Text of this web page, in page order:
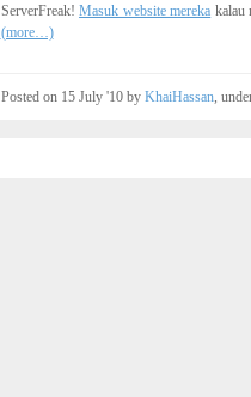
ServerFreak!Masuk website mereka kalau
(more…)
Posted on 15 July '10 by KhaiHassan,